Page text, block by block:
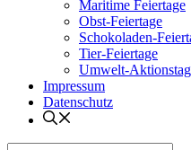
Maritime Feiertage
Obst-Feiertage
Schokoladen-
Tier-Feiertage
Umwelt-
Impressum
Datenschutz